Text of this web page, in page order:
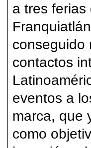
a tres
conseguido
contactos
eventos a
marca, que
como